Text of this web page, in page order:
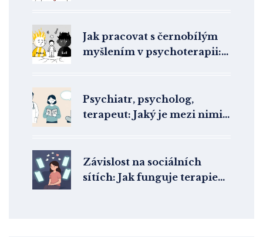
Jak pracovat s černobílým
myšlením v psychoterapii:
osobnosti
Psychiatr, psycholog,
terapeut: Jaký je mezi nimi
Závislost na sociálních
sítích: Jak funguje terapie